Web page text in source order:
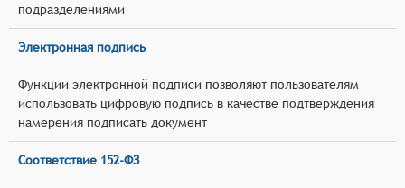
подразделениями
Электронная подпись
Функции электронной подписи позволяют пользователям
использовать цифровую подпись в качестве подтверждения
намерения подписать документ
Соответствие 152-ФЗ